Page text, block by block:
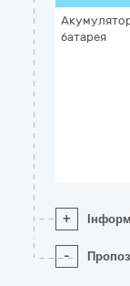
батарея
+
-